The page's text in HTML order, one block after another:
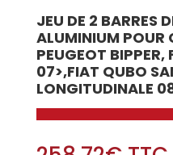
JEU DE 2 BARRES
ALUMINIUM POUR
PEUGEOT BIPPER,
07>,FIAT QUBO
LONGITUDINALE